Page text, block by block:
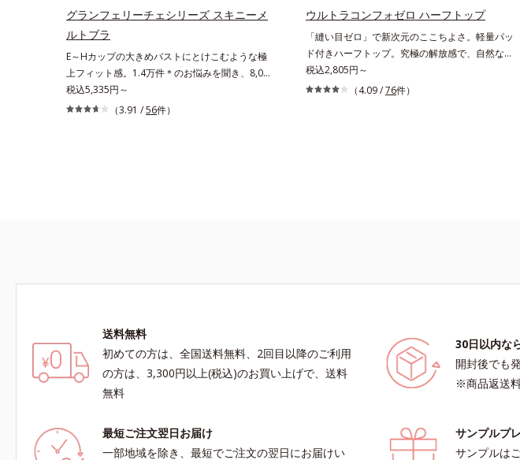
グランフェリーチェシリーズ スキニーメ
ルトブラ
E～Hカップの大きめバストにとけこむような極
上フィット感。1.4万件＊のお悩みを聞き、8,000
人のお客様と開発「私には合うブラがない…」と
秘かに苦しむグラマーさんのために、同じ悩みを
展開を行いました。
税込5,335円～
（3.91 /56件）
ウルトラコンフォゼロ ハーフトップ
「縫い目ゼロ」で新次元のここちよさ。軽量パッ
ド付きハーフトップ。究極の解放感で、自然な美
胸を演出するハーフトップこの感覚、ほかにな
い。究極のストレスフリー感！綿たっぷりで縫い
税込2,805円～
（4.09 /76件）
送料無料
初めての方は、全国送料無料、2回目以降のご利用
の方は、3,300円以上(税込)のお買い上げで、送料
無料
30日以内な
開封後でも
※商品返送
最短ご注文翌日お届け
一部地域を除き、最短でご注文の翌日にお届けい
サンプルプ
サンプルは